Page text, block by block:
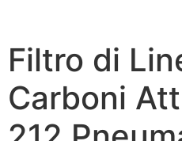
Filtro di
Carboni